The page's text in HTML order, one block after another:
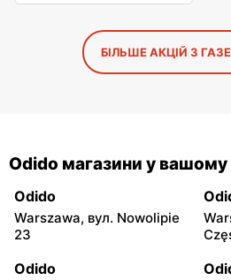
БІЛЬШЕ АКЦІЙ З
Odido магазини у вашому
Odido
Warszawa, вул. Nowolipie
23
Odido